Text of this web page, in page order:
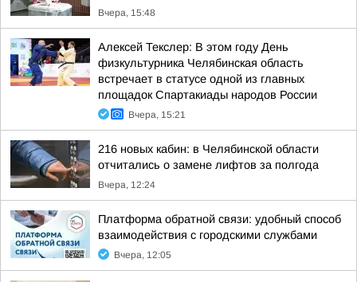
Вчера, 15:48
Алексей Текслер: В этом году День
физкультурника Челябинская область
встречает в статусе одной из главных
площадок Спартакиады народов России
Вчера, 15:21
216 новых кабин: в Челябинской области
отчитались о замене лифтов за полгода
Вчера, 12:24
Платформа обратной связи: удобный способ
взаимодействия с городскими службами
Вчера, 12:05